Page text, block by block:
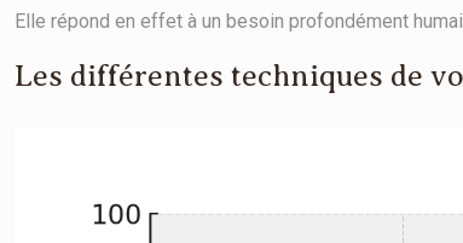
Elle répond en effet à un besoin profondément
Les différentes techniques de